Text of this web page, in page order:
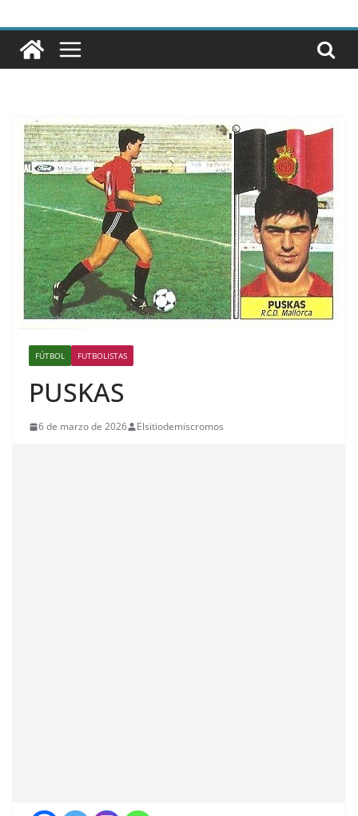
FÚTBOL FUTBOLISTAS
PUSKAS
6 de marzo de 2026 Elsitiodemiscromos